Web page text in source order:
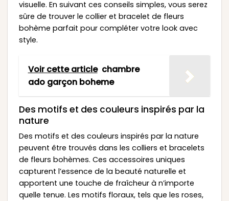
visuelle. En suivant ces conseils simples, vous serez
sûre de trouver le collier et bracelet de fleurs
bohème parfait pour compléter votre look avec
style.
Voir cette article chambre
ado garçon boheme
Des motifs et des couleurs inspirés par la
nature
Des motifs et des couleurs inspirés par la nature
peuvent être trouvés dans les colliers et bracelets
de fleurs bohèmes. Ces accessoires uniques
capturent l’essence de la beauté naturelle et
apportent une touche de fraîcheur à n’importe
quelle tenue. Les motifs floraux, tels que les roses,